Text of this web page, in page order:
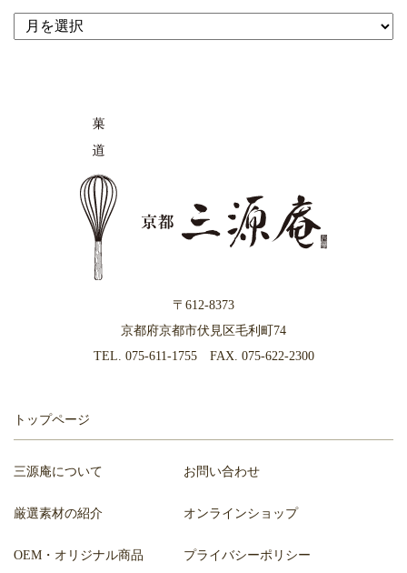
〒612-8373
京都府京都市伏見区毛利町74
TEL. 075-611-1755FAX. 075-622-2300
トップページ
三源庵について
厳選素材の紹介
OEM・オリジナル商品
お問い合わせ
オンラインショップ
プライバシーポリシー